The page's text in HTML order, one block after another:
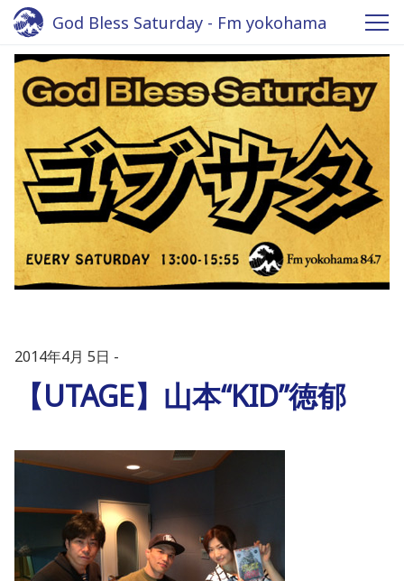
God Bless Saturday - Fm yokohama
2014年4月 5日
【UTAGE】山本“KID”徳郁